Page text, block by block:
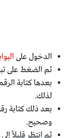
الدخول على
ثم الضغط على
بعدها كتابة
لذلك.
بعد ذلك كتابة
وصحيح.
ثم انتظر قليلاً